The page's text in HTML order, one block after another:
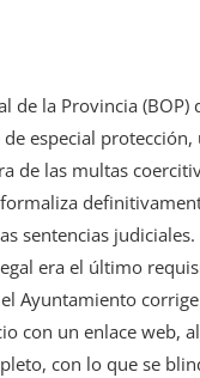
de la Provincia
especial
de las multas
sentencias judiciales.
era el último
el Ayuntamiento
con un enlace web,
con lo que se